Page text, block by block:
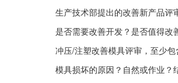
生产技术部提出的改善新产品评
是否需要改善开发？是否值得改
冲压/注塑改善模具评审，至少包
模具损坏的原因？自然或作业？